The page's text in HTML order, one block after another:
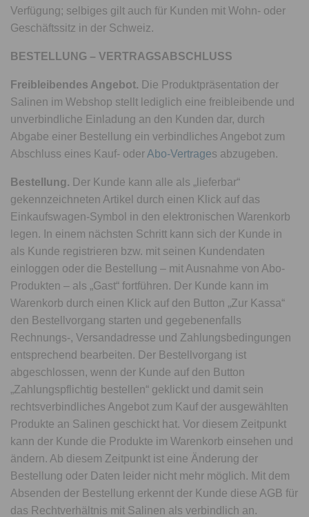
Verfügung; selbiges gilt auch für Kunden mit Wohn- oder
Geschäftssitz in der Schweiz.
BESTELLUNG – VERTRAGSABSCHLUSS
Freibleibendes Angebot. Die Produktpräsentation der
Salinen im Webshop stellt lediglich eine freibleibende und
unverbindliche Einladung an den Kunden dar, durch
Abgabe einer Bestellung ein verbindliches Angebot zum
Abschluss eines Kauf- oderAbo-Vertrages abzugeben.
Bestellung. Der Kunde kann alle als „lieferbar“
gekennzeichneten Artikel durch einen Klick auf das
Einkaufswagen-Symbol in den elektronischen Warenkorb
legen. In einem nächsten Schritt kann sich der Kunde in
als Kunde registrieren bzw. mit seinen Kundendaten
einloggen oder die Bestellung – mit Ausnahme von Abo-
Produkten – als „Gast“ fortführen. Der Kunde kann im
Warenkorb durch einen Klick auf den Button „Zur Kassa“
den Bestellvorgang starten und gegebenenfalls
Rechnungs-, Versandadresse und Zahlungsbedingungen
entsprechend bearbeiten. Der Bestellvorgang ist
abgeschlossen, wenn der Kunde auf den Button
„Zahlungspflichtig bestellen“ geklickt und damit sein
rechtsverbindliches Angebot zum Kauf der ausgewählten
Produkte an Salinen geschickt hat. Vor diesem Zeitpunkt
kann der Kunde die Produkte im Warenkorb einsehen und
ändern. Ab diesem Zeitpunkt ist eine Änderung der
Bestellung oder Daten leider nicht mehr möglich. Mit dem
Absenden der Bestellung erkennt der Kunde diese AGB für
das Rechtverhältnis mit Salinen als verbindlich an.